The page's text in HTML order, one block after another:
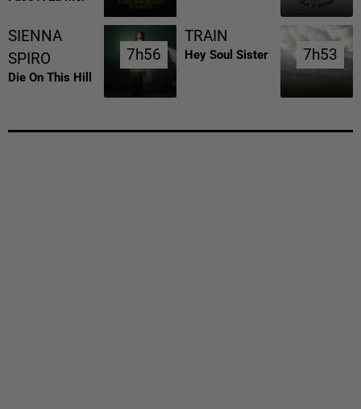
SIENNA
SPIRO
Die On This Hill
7h56
7h56
TRAIN
Hey Soul Sister 7h53
7h53